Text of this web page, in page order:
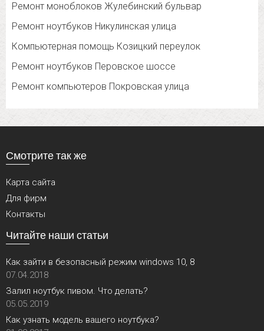
Ремонт моноблоков Жулебинский бульвар
Ремонт ноутбуков Никулинская улица
Компьютерная помощь Козицкий переулок
Ремонт ноутбуков Перовское шоссе
Ремонт компьютеров Покровская улица
Смотрите так же
Карта сайта
Для фирм
Контакты
Читайте наши статьи
Как зайти в безопасный режим windows 10, 8
07.04.2018
Залил ноутбук пивом. Что делать?
05.05.2019
Как узнать модель вашего ноутбука?